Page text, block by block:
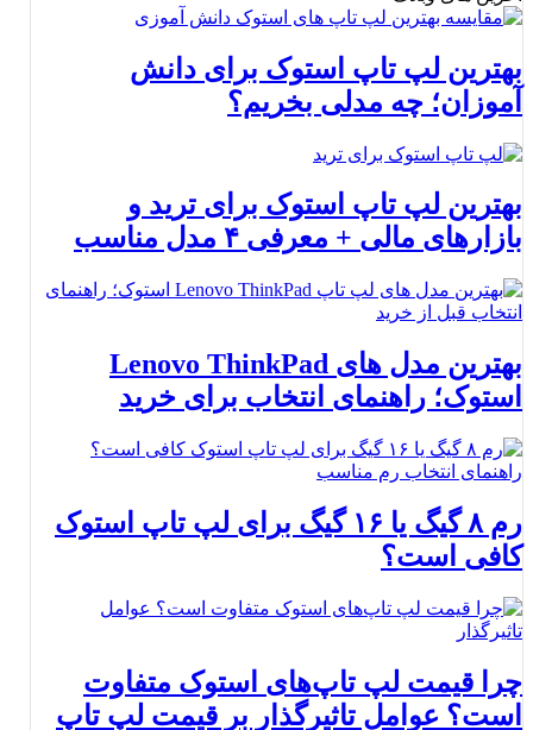
بهترین لپ تاپ استوک برای دانش
آموزان؛ چه مدلی بخریم؟
بهترین لپ تاپ استوک برای ترید و
بازارهای مالی + معرفی ۴ مدل مناسب
بهترین مدل های Lenovo ThinkPad
استوک؛ راهنمای انتخاب برای خرید
رم ۸ گیگ یا ۱۶ گیگ برای لپ تاپ استوک
کافی است؟
چرا قیمت لپ تاپ‌های استوک متفاوت
است؟ عوامل تاثیرگذار بر قیمت لپ تاپ